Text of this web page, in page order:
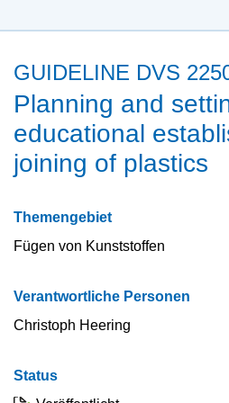
GUIDELINE DVS
Planning and
educational
joining of plastics
Themengebiet
Fügen von Kunststoffen
Verantwortliche Personen
Christoph Heering
Status